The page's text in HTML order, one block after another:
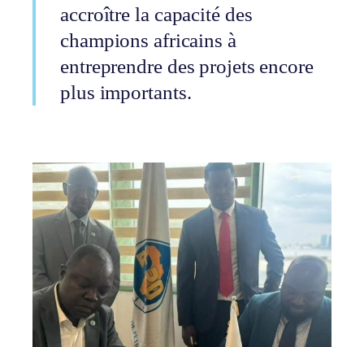
accroître la capacité des
champions africains à
entreprendre des projets encore
plus importants.